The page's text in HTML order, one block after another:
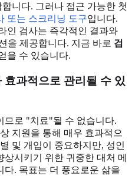
니다. 그러나 접근 가능한 첫
또는 스크리닝 도구입니다.
인 검사는 즉각적인 결과와
을 제공합니다. 지금 바로 검
을 수 있습니다.
과적으로 관리될 수 있
므로 "치료"될 수 없습니다.
지원을 통해 매우 효과적으
및 개입이 중요하지만, 성인
시키기 위한 귀중한 대처 메
다. 목표는 더 풍요로운 삶을